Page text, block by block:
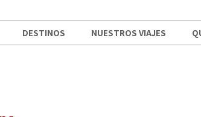
DESTINOS NUESTROS VIAJES